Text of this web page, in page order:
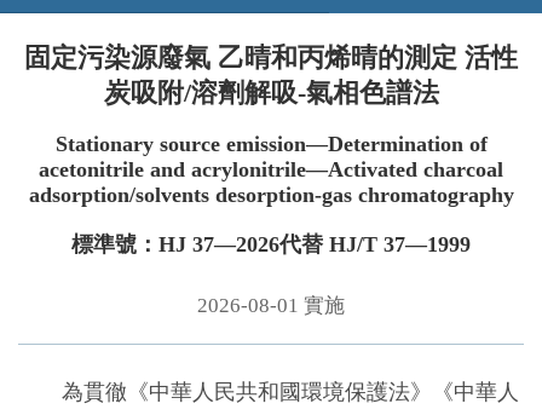
固定污染源廢氣 乙晴和丙烯晴的測定 活性
炭吸附/溶劑解吸-氣相色譜法
Stationary source emission—Determination of
acetonitrile and acrylonitrile—Activated charcoal
adsorption/solvents desorption-gas chromatography
標準號：HJ 37—2026代替 HJ/T 37—1999
2026-08-01 實施
為貫徹《中華人民共和國環境保護法》《中華人